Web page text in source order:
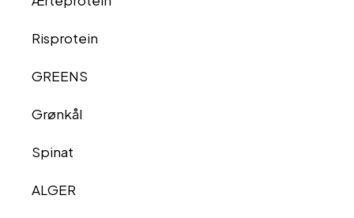
Risprotein
GREENS
Grønkål
Spinat
ALGER